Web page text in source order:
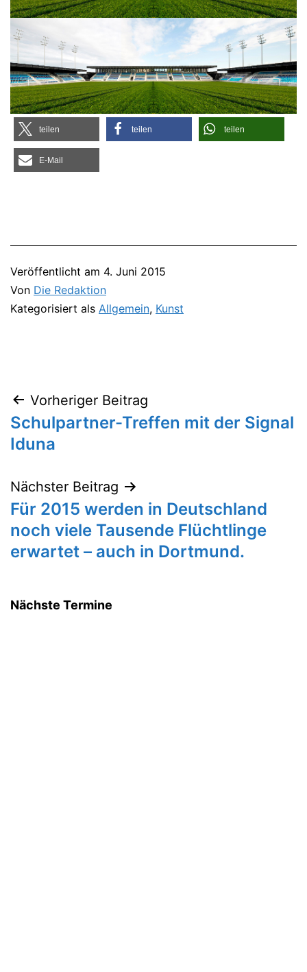
tei­len tei­len tei­len
E‑Mail
Veröffentlicht am 4. Juni 2015
Von Die Redaktion
Kategorisiert als Allgemein, Kunst
Beitragsnavigation
Vorheriger Beitrag
Schulpartner-Treffen mit der Signal
Iduna
Nächster Beitrag
Für 2015 werden in Deutschland
noch viele Tausende Flüchtlinge
erwartet – auch in Dortmund.
Nächste Termine